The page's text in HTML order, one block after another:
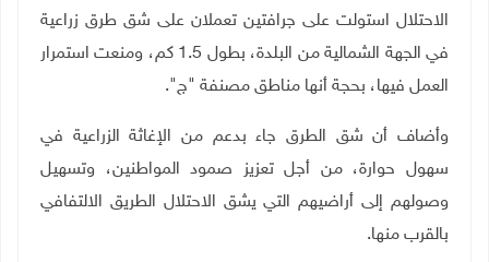
الاحتلال استولت على جرافتين تعملان على شق طرق زراعية
في الجهة الشمالية من البلدة، بطول 1.5 كم، ومنعت استمرار
العمل فيها، بحجة أنها مناطق مصنفة "ج".
وأضاف أن شق الطرق جاء بدعم من الإغاثة الزراعية في
سهول حوارة، من أجل تعزيز صمود المواطنين، وتسهيل
وصولهم إلى أراضيهم التي يشق الاحتلال الطريق الالتفافي
بالقرب منها.